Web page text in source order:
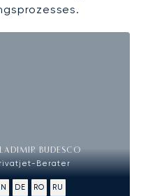
BUDESCO
Berater
DE RO RU